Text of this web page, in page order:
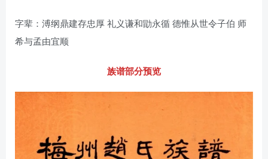
字辈：溥纲鼎建存忠厚 礼义谦和勖永循 德惟从世令子伯 师
希与孟由宜顺
族谱部分预览